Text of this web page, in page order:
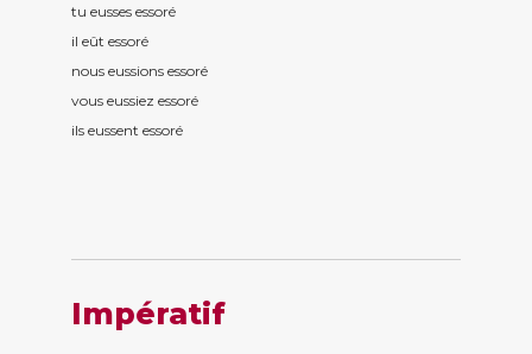
tu eusses essoré
il eût essoré
nous eussions essoré
vous eussiez essoré
ils eussent essoré
Impératif